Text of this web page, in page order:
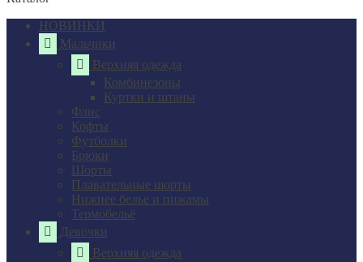
НОВИНКИ
Мальчики
Верхняя одежда
Комбинезоны
Куртки и штаны
Флис
Кофты
Футболки
Брюки
Шорты
Плавательные шорты
Нижнее белье и пижамы
Термобельё
Девочки
Верхняя одежда